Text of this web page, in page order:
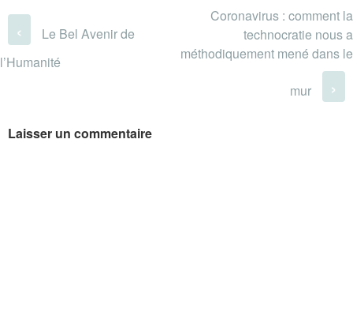
Post navigation
‹
Le Bel Avenir de
l’Humanité
Coronavirus : comment la
technocratie nous a
méthodiquement mené dans le
mur ›
Laisser un commentaire